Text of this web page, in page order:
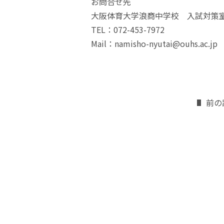
大阪体育大学浪商中学校 入試対策
TEL：072-453-7972
Mail：namisho-nyutai@ouhs.ac.jp
前